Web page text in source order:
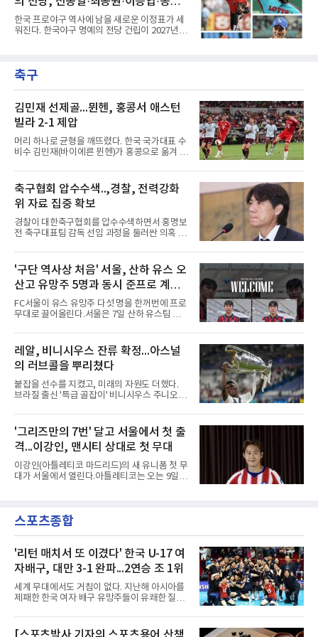
로 이어졌다. 일각에서는 당연하다는 듯 국내 복
귀를 점치고 있지만, 막상 뚜껑을 열어보면 세
선수가 마주한 현실과 향후 행보는 판이하게 갈
린다. 선수 개인의 확고한 소신과 야구계의 엄격
이다. 오랜 기간 메이저리그에서 산전수전을 겪
은 최지만은 해외파 복귀 규
우·김응용을 둘러싼 논쟁
한국 프로야구 역사에 남을 새로운 이정표가 세
워진다. 한국야구 명예의 전당 건립이 2027년으
거론되는 후보군은 선동열, 최동원, 이승엽, 송
진우, 그리고 김응용 감독이다. 한국 야구의 시
있는 이름들이다.선동열은 한국 야구가 배출한
최고의 투수로 평가받는다. 해태 시절 통산 146
승과 평균자책점 1.20이라는 압도적인 기록을
남겼고, 1980년대 후반 리그를 지배했다. 일본
프로야구에서도 성공하며 한국 선수의 해외 진
출 가능성을 보여준 상징적인 존
축구
김민재 선제골...뮌헨, 홍콩서 애스턴
빌라 2-1 제압
머리 하나로 균형을 깨뜨렸다. 한국 국가대표 수
비수 김민재(바이에른 뮌헨)가 홍콩으로 옮겨 열
리에 힘을 보탰다.김민재는 7일(현지시간) 홍콩
카이탁 스포츠파크에서 열린 애스턴 빌라(잉글
랜드)와의 친선경기에서 전반 37분 0의 균형을
깨는 골을 넣었다. 톰 비쇼프가 왼쪽 측면에서 올
린 프리킥에 묘하게 머리를 갖다 대 방향을 바꾸
며 골 그물을 흔들었다.흐름은 좋았다. 제주전에
서 주장 완장을 차고 30여 분을 소화했던 그는
로키로 교체됐다.분데스리가 최다 우승팀(35회)
뮌헨은 프리시즌 아시아
축구협회 압수수색..,경찰, 전력강화
위 자료 집중 확보
경찰이 대한축구협회를 압수수색하면서 홍명보
전 축구대표팀 감독 선임 과정을 둘러싼 의혹 규
비판이 홍 전 감독에게 집중됐지만 경찰의 시선
은 다른 곳을 향한다. 성적 부진과 별개로 선임
과정에 부당함이 있었는지가 수사의 본류다.7일
연합뉴스 취재를 종합하면 서울경찰청 광역수사
단 금융범죄수사대는 전날 축구협회 사무실 등
을 압수수색해 감독 선임 관련 자료를 다수 확보
했다. 특히 감독 후보를 검토해 이사회에 추천하
독을 1순위 후보로 정하고 검증한 과정, 이사회
의 최종 승인 경위를 살
'구단 역사상 처음' 서울, 산하 유스 오
산고 유망주 5명과 동시 준프로 계
약...ACL2 겨냥
FC서울이 유스 유망주 다섯 명을 한꺼번에 프로
무대로 끌어올린다.서울은 7일 산하 유스팀 서
다고 밝혔다. 한 번에 다섯 명과 계약한 것은 구
단 역사상 처음으로, 3학년 김강준·신지섭·이서
현·정현웅과 2학년 정하원이 대상이다.오산고의
성적이 배경이 됐다. 올 시즌 백운기 전국 고등학
교 축구대회와 코리아풋볼파크 U-18 챔피언스
컵, K리그 U-17 챔피언십을 잇달아 제패했다.시
기도 맞물렸다. 서울은 9월 시작하는 아시아축
무대 경험을 주려 했다.면면도 다양하다. 측면 공
격수 정현웅은 돌파력이
레알, 비니시우스 잔류 확정...아스널
의 러브콜을 뿌리쳤다
붙잡을 선수를 지켰고, 미래의 자원도 더했다.
브라질 출신 '특급 골잡이' 비니시우스 주니오르
이어간다.스페인 프로축구 프리메라리가 '거함'
레알 마드리드는 7일(한국시간) 비니시우스와
2032년 6월 30일까지 유효한 6년 연장 계약에
합의했다고 공식 발표했다. 비니시우스는 재계
약 확정 후 사회관계망서비스(SNS)에 베르나베
우에서의 8년은 너무 짧다며, 앞으로 6년, 그리
고 영원히 함께하겠다고 애정을 드러냈다.성사
관심을 받았는데, 18개월간 이어진 재계약 협상
이 한때 교착됐기 때문이다. 그러
'그리즈만의 7번' 달고 서울에서 첫 출
격...이강인, 맨시티 상대로 첫 무대
이강인(아틀레티코 마드리드)의 새 유니폼 첫 무
대가 서울에서 열린다.아틀레티코는 오는 9일
없는 한 그의 첫 출격은 서울이 된다.등번호부터
무게가 실렸다. 이강인은 첫 경기부터 7번을 단
만이 달았던 번호다.합류 과정은 순탄치 않았다.
스페인으로 건너가려던 그는 병역 특례 행정 절
차 문제로 출국이 미뤄졌고, 국내에서 홀로 훈련
해 왔다. 6일 입국하는 동료들과 처음 대면한 뒤
짧게 호흡을 맞춰 경기에 나선다.역할도 관심사
다. 유려한 탈압박과
스포츠종합
'리턴 매치서 또 이겼다' 한국 U-17 여
자배구, 대만 3-1 완파...2연승 조 1위
세계 무대에서도 거침이 없다. 지난해 아시아를
제패한 한국 여자 배구 유망주들이 유쾌한 질주
이하(U-17) 여자배구대표팀은 8일(한국시간) 칠
레 로스안데스에서 열린 2026 국제배구연맹